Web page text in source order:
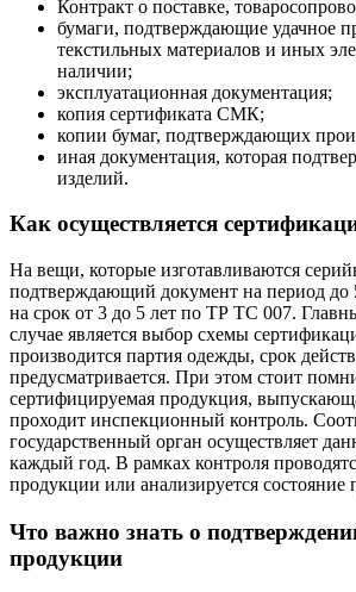
Контракт о поставке,
бумаги, подтверждающие удачное
текстильных материалов и иных
наличии;
эксплуатационная документация;
копия сертификата СМК;
копии бумаг, подтверждающих
иная документация, которая
изделий.
Как осуществляется
На вещи, которые изготавливаются
подтверждающий документ на период
на срок от 3 до 5 лет по ТР ТС 007.
случае является выбор схемы
производится партия одежды, срок
предусматривается. При этом стоит
сертифицируемая продукция,
проходит инспекционный контроль.
государственный орган осуществляет
каждый год. В рамках контроля
продукции или анализируется состояние
Что важно знать о
продукции